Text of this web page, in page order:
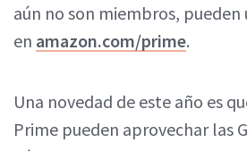
aún no son miembros,
en amazon.com/prime.
Una novedad de este año es
Prime pueden aprovechar las